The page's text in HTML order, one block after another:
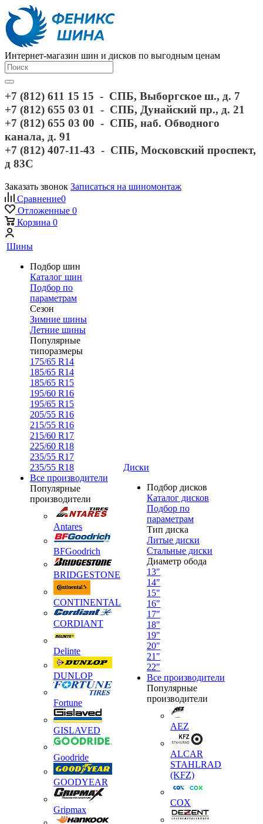
Интернет-магазин шин и дисков по выгодным ценам
+7 (812) 611 15 15 - СПБ, Выборгское ш., д. 7
+7 (812) 655 03 01 - СПБ, Дунайский пр., д. 21
+7 (812) 655 03 00 - СПБ, наб. Обводного
канала, д. 91
+7 (812) 407-11-43 - СПБ, Московский проспект,
д 83С
Заказать звонок Записаться на шиномонтаж
Сравнение0
Отложенные 0
Корзина 0
Шины
Подбор шин
Каталог шин
Подбор по
параметрам
Сезон
Зимние шины
Летние шины
Популярные
типоразмеры
175/65 R14
185/65 R14
185/65 R15
195/60 R16
195/65 R15
205/55 R16
215/55 R16
215/60 R17
225/60 R18
235/55 R17
235/55 R18
Все производители
Популярные
производители
Antares
BFGoodrich
BRIDGESTONE
CONTINENTAL
CORDIANT
Delinte
DUNLOP
Fortune
GISLAVED
Goodride
GOODYEAR
Gripmax
Диски
Подбор дисков
Каталог дисков
Подбор по
параметрам
Тип диска
Литые диски
Стальные диски
Диаметр обода
13"
14"
15"
16"
17"
18"
19"
20"
21"
22"
Все производители
Популярные
производители
AEZ
ALCAR
STAHLRAD
(KFZ)
COX